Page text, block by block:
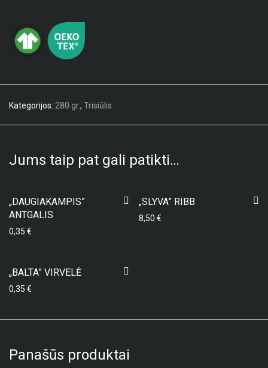
Kategorijos: 280 gr., Trisiūlis
Jums taip pat gali patikti…
„DAUGIAKAMPIS”
ANTGALIS
0,35 €
„SLYVA” RIBB
8,50 €
„BALTA” VIRVELĖ
0,35 €
Panašūs produktai